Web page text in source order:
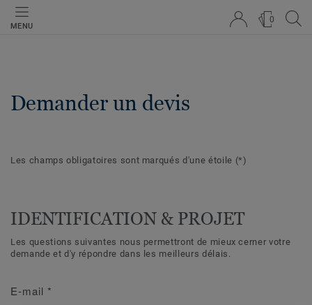
MENU
0
Demander un devis
Les champs obligatoires sont marqués d'une étoile (*)
IDENTIFICATION & PROJET
Les questions suivantes nous permettront de mieux cerner votre
demande et d'y répondre dans les meilleurs délais.
E-mail *